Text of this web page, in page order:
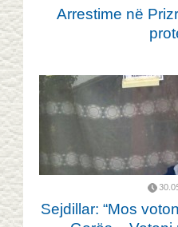
Arrestime në
Sejdillar: “Mos